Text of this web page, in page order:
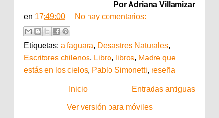
Por Adriana Villamizar
en 17:49:00 No hay comentarios:
Etiquetas: alfaguara, Desastres Naturales,
Escritores chilenos, Libro, libros, Madre que
estás en los cielos, Pablo Simonetti, reseña
Entradas antiguas
Inicio
Ver versión para móviles